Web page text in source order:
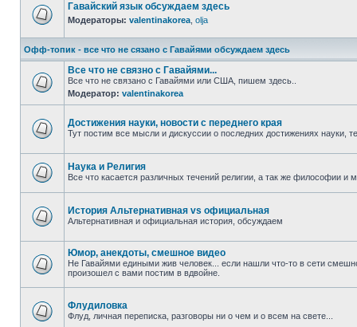
Гавайский язык обсуждаем здесь
Модераторы: valentinakorea olja
Офф-топик - все что не сязано с Гавайями обсуждаем здесь
Все что не связно с Гавайями...
Все что не связано с Гавайями или США, пишем здесь..
Модератор: valentinakorea
Достижения науки, новости с переднего края
Тут постим все мысли и дискуссии о последних достижениях науки,
Наука и Религия
Все что касается различных течений религии, а так же философии и
История Альтернативная vs официальная
Альтернативная и официальная история, обсуждаем
Юмор, анекдоты, смешное видео
Не Гавайями едиными жив человек... если нашли что-то в сети
произошел с вами постим в вдвойне.
Флудиловка
Флуд, личная переписка, разговоры ни о чем и о всем на свете...